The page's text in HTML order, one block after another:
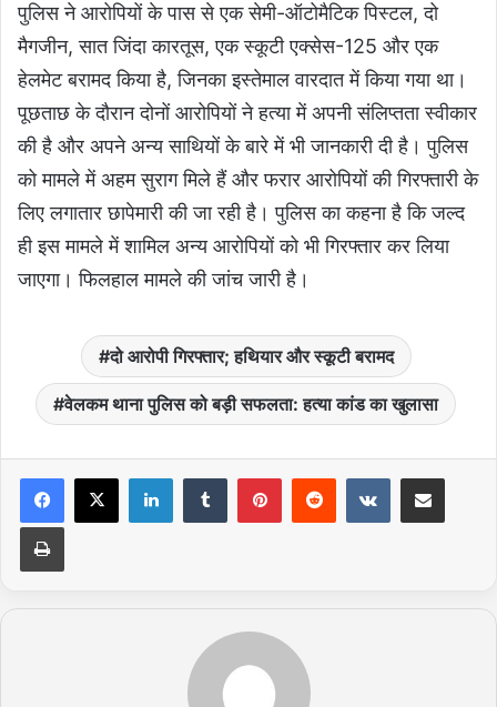
पुलिस ने आरोपियों के पास से एक सेमी-ऑटोमैटिक पिस्टल, दो
मैगजीन, सात जिंदा कारतूस, एक स्कूटी एक्सेस-125 और एक
हेलमेट बरामद किया है, जिनका इस्तेमाल वारदात में किया गया था।
पूछताछ के दौरान दोनों आरोपियों ने हत्या में अपनी संलिप्तता स्वीकार
की है और अपने अन्य साथियों के बारे में भी जानकारी दी है। पुलिस
को मामले में अहम सुराग मिले हैं और फरार आरोपियों की गिरफ्तारी के
लिए लगातार छापेमारी की जा रही है। पुलिस का कहना है कि जल्द
ही इस मामले में शामिल अन्य आरोपियों को भी गिरफ्तार कर लिया
जाएगा। फिलहाल मामले की जांच जारी है।
दो आरोपी गिरफ्तार; हथियार और स्कूटी बरामद
वेलकम थाना पुलिस को बड़ी सफलता: हत्या कांड का खुलासा